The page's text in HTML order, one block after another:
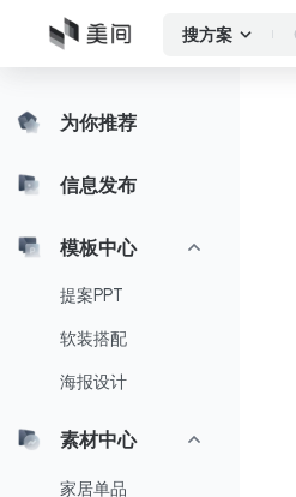
搜方案
为你推荐
信息发布
模板中心
提案PPT
软装搭配
海报设计
素材中心
家居单品